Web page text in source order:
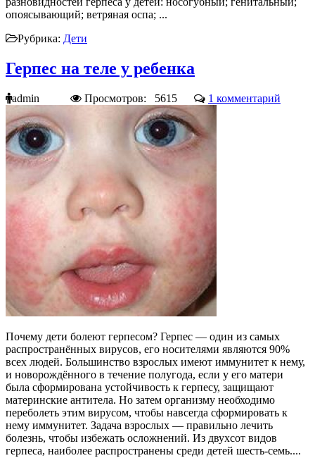
опоясывающий; ветряная оспа; ...
Рубрика: Дети
Герпес на теле у ребенка
admin Просмотров: 5615 1 комментарий
Почему дети болеют герпесом? Герпес — один из самых
распространённых вирусов, его носителями являются 90%
всех людей. Большинство взрослых имеют иммунитет к нему,
и новорождённого в течение полугода, если у его матери
была сформирована устойчивость к герпесу, защищают
материнские антитела. Но затем организму необходимо
переболеть этим вирусом, чтобы навсегда сформировать к
нему иммунитет. Задача взрослых — правильно лечить
болезнь, чтобы избежать осложнений. Из двухсот видов
герпеса, наиболее распространены среди детей шесть-семь....